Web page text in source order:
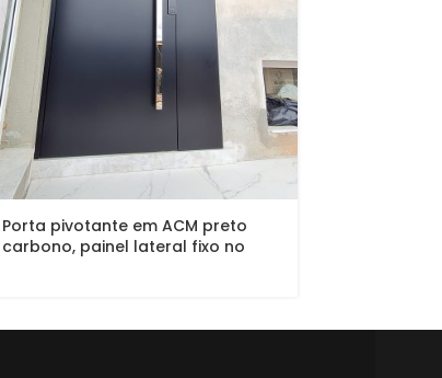
Porta pivotante em ACM preto
carbono, painel lateral fixo no
vedação